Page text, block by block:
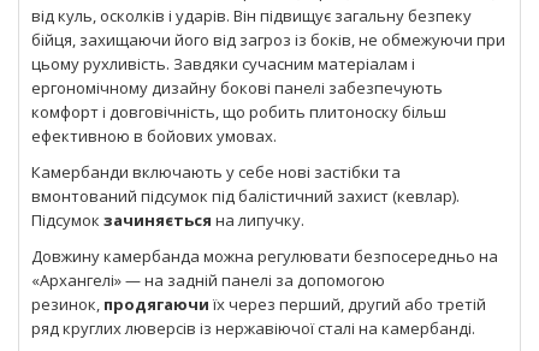
від куль, осколків і ударів. Він підвищує загальну безпеку
бійця, захищаючи його від загроз із боків, не обмежуючи при
цьому рухливість. Завдяки сучасним матеріалам і
ергономічному дизайну бокові панелі забезпечують
комфорт і довговічність, що робить плитоноску більш
ефективною в бойових умовах.
Камербанди включають у себе нові застібки та
вмонтований підсумок під балістичний захист (кевлар).
Підсумок зачиняється на липучку.
Довжину камербанда можна регулювати безпосередньо на
«Архангелі» — на задній панелі за допомогою
резинок, продягаючи їх через перший, другий або третій
ряд круглих люверсів із нержавіючої сталі на камербанді.